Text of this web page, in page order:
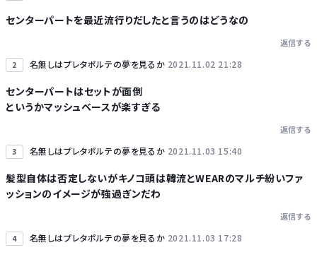
センターパートを最近流行りだしたと言うのはどうなの
返信する
2 名無しはプレタポルテの夢を見るか 2021.11.02 21:28
センターパートはセットが面倒
というかマッシュベースが楽すぎる
返信する
3 名無しはプレタポルテの夢を見るか 2021.11.03 15:40
髪型自体は否定しないがキノコ頭は韓流とWEARのマルチ紛いファ
ッションのイメージが強過ぎンだわ
返信する
4 名無しはプレタポルテの夢を見るか 2021.11.03 17:28